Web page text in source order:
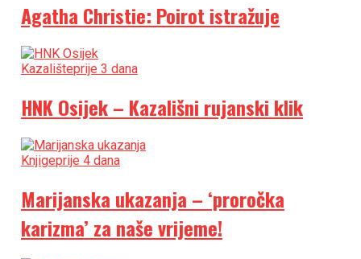
Agatha Christie: Poirot istražuje
Kazališteprije 3 dana
HNK Osijek – Kazališni rujanski klik
Knjigeprije 4 dana
Marijanska ukazanja – ‘proročka
karizma’ za naše vrijeme!